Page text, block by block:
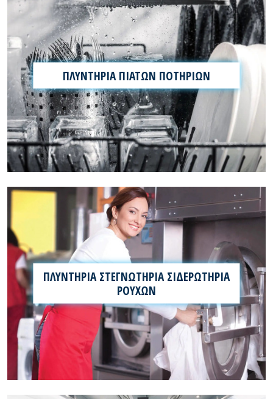
ΠΛΥΝΤΗΡΙΑ ΠΙΑΤΩΝ ΠΟΤΗΡΙΩΝ
ΠΛΥΝΤΗΡΙΑ ΣΤΕΓΝΩΤΗΡΙΑ ΣΙΔΕΡΩΤΗΡΙΑ
ΡΟΥΧΩΝ